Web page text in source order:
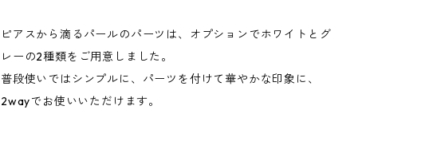
ピアスから滴るパールのパーツは、オプションでホワイトとグ
レーの2種類をご用意しました。
普段使いではシンプルに、パーツを付けて華やかな印象に、
2wayでお使いいただけます。